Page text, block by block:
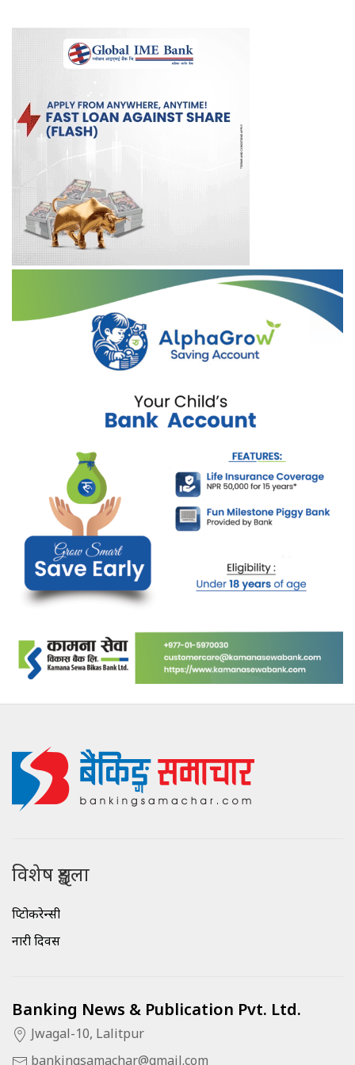
विशेष शृङ्खला
क्रिप्टोकरेन्सी
नारी दिवस
Banking News & Publication Pvt. Ltd.
Jwagal-10, Lalitpur